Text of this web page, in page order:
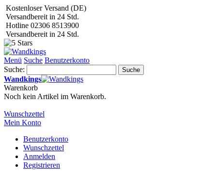
Kostenloser Versand (DE)
Versandbereit in 24 Std.
Hotline 02306 8513900
Versandbereit in 24 Std.
Menü Suche Benutzerkonto
Suche:
Suche
Wandkings
Warenkorb
Noch kein Artikel im Warenkorb.
Wunschzettel
Mein Konto
Benutzerkonto
Wunschzettel
Anmelden
Registrieren